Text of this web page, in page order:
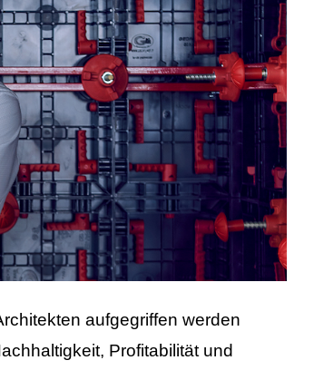
aufgegriffen werden
Profitabilität und